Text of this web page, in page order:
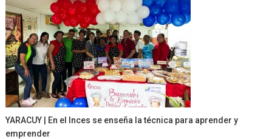
YARACUY | En el Inces se enseña la técnica para aprender y
emprender